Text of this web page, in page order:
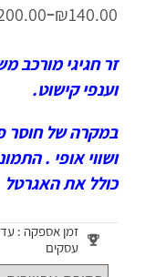
₪140.00
–
זר חגיגי מורכב
וענפי קישוט.
במקרה של חוסר
ושווי אופי .
כולל את האגרטל
עסקים